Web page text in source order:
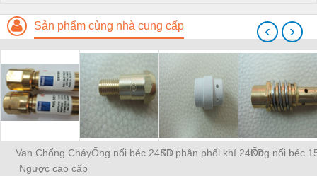
Sản phẩm cùng nhà cung cấp
Van Chống Cháy
Ngược cao cấp
Ống nối béc 24KDSứ phân phối khí 24KDỐng nối béc
‹ ›